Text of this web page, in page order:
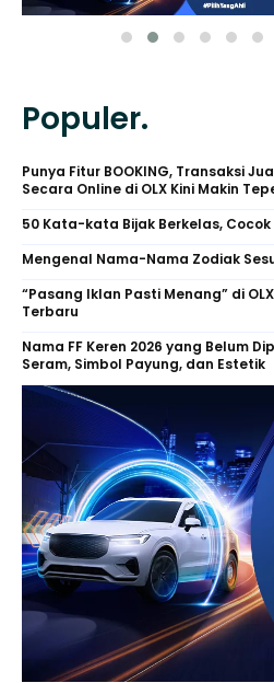
Populer.
Punya Fitur BOOKING, Transaksi
Secara Online di OLX Kini Makin
50 Kata-kata Bijak Berkelas,
Mengenal Nama-Nama Zodiak
“Pasang Iklan Pasti Menang” di
Terbaru
Nama FF Keren 2026 yang Belum
Seram, Simbol Payung, dan Estetik